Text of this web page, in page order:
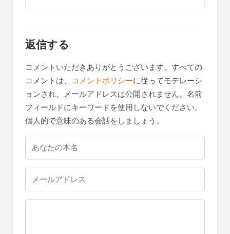
返信する
コメントいただきありがとうございます。すべての
コメントは、 コメントポリシーに従ってモデレーシ
ョンされ、メールアドレスは公開されません。名前
フィールドにキーワードを使用しないでください。
個人的で意味のある会話をしましょう。